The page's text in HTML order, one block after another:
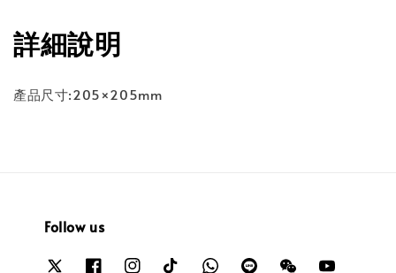
詳細說明
產品尺寸:205×205mm
Follow us